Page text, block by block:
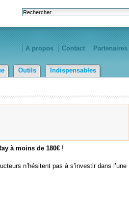
A propos Contact Partenaires
Outils Indispensables
à moins de 180€!
n’hésitent pas à s’investir dans l’une